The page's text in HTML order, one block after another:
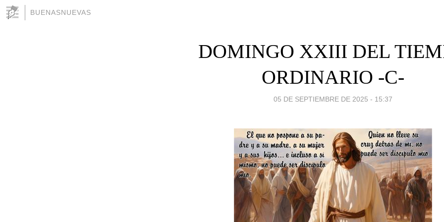
BUENASNUEVAS
DOMINGO XXIII DEL
ORDINARIO -C-
05 DE SEPTIEMBRE DE 2025 - 15:37